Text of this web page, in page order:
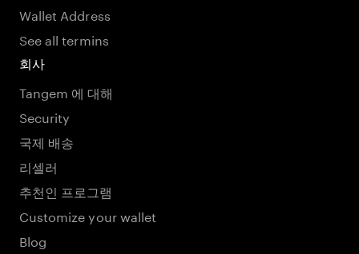
Wallet Address
See all termins
회사
Tangem 에 대해
Security
국제 배송
리셀러
추천인 프로그램
Customize your wallet
Blog